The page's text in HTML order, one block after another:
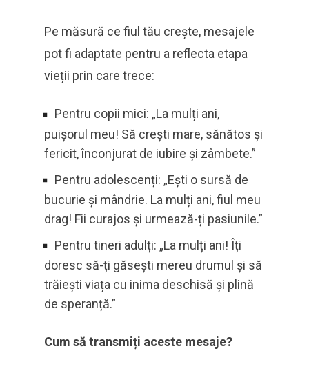
Pe măsură ce fiul tău crește, mesajele
pot fi adaptate pentru a reflecta etapa
vieții prin care trece:
Pentru copii mici: „La mulți ani,
puișorul meu! Să crești mare, sănătos și
fericit, înconjurat de iubire și zâmbete.”
Pentru adolescenți: „Ești o sursă de
bucurie și mândrie. La mulți ani, fiul meu
drag! Fii curajos și urmează-ți pasiunile.”
Pentru tineri adulți: „La mulți ani! Îți
doresc să-ți găsești mereu drumul și să
trăiești viața cu inima deschisă și plină
de speranță.”
Cum să transmiți aceste mesaje?